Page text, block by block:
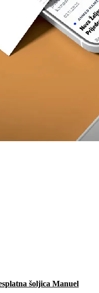
šoljica Manuel